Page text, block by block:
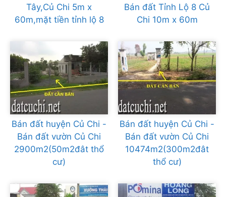
Tây,Củ Chi 5m x
60m,mặt tiền tỉnh lộ 8
Bán đất Tỉnh Lộ 8 Củ
Chi 10m x 60m
Bán đất huyện Củ Chi -
Bán đất vườn Củ Chi
2900m2(50m2đât thổ
cư)
Bán đất huyện Củ Chi -
Bán đất vườn Củ Chi
10474m2(300m2đât
thổ cư)